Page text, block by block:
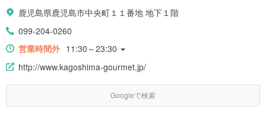
鹿児島県鹿児島市中央町１１番地 地下１階
099-204-0260
営業時間外 11:30～23:30
http://www.kagoshima-gourmet.jp/
Googleで検索